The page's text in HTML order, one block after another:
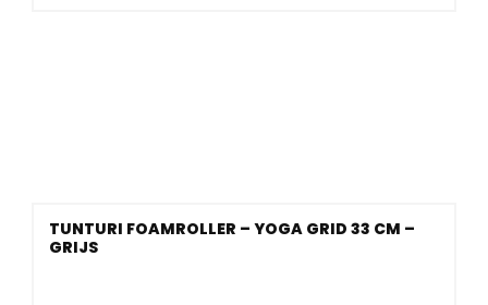
TUNTURI FOAMROLLER – YOGA GRID 33 CM –
GRIJS